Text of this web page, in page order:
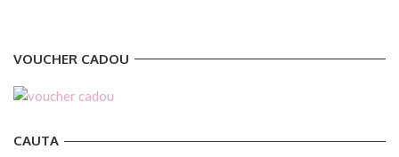
VOUCHER CADOU
CAUTA